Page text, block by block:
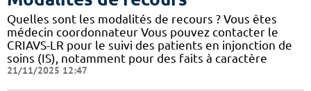
Quelles sont les modalités de recours ? Vous êtes
médecin coordonnateur Vous pouvez contacter le
CRIAVS-LR pour le suivi des patients en injonction de
soins (IS), notamment pour des faits à caractère
21/11/2025 12:47